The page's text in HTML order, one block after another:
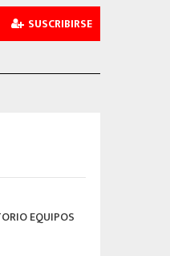
SUSCRIBIRSE
EQUIPOS